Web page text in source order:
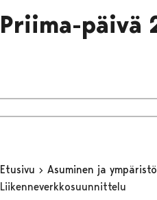
Priima-päivä
Etusivu Asuminen ja ympäristö
Liikenneverkkosuunnittelu